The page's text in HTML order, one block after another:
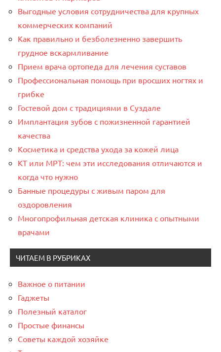
Выгодные условия сотрудничества для крупных
коммерческих компаний
Как правильно и безболезненно завершить
грудное вскармливание
Прием врача ортопеда для лечения суставов
Профессиональная помощь при вросших ногтях и
грибке
Гостевой дом с традициями в Суздале
Имплантация зубов с пожизненной гарантией
качества
Косметика и средства ухода за кожей лица
КТ или МРТ: чем эти исследования отличаются и
когда что нужно
Банные процедуры с живым паром для
оздоровления
Многопрофильная детская клиника с опытными
врачами
ЧИТАЕМ В РУБРИКАХ
Важное о питании
Гаджеты
Полезный каталог
Простые финансы
Советы каждой хозяйке